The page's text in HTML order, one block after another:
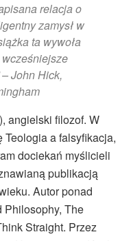
relacja o
zamysł w
ta wywoła
John Hick,
angielski filozof. W
Teologia a falsyfikacja,
dociekań myślicieli
publikacją
Autor ponad
Philosophy, The
Straight. Przez